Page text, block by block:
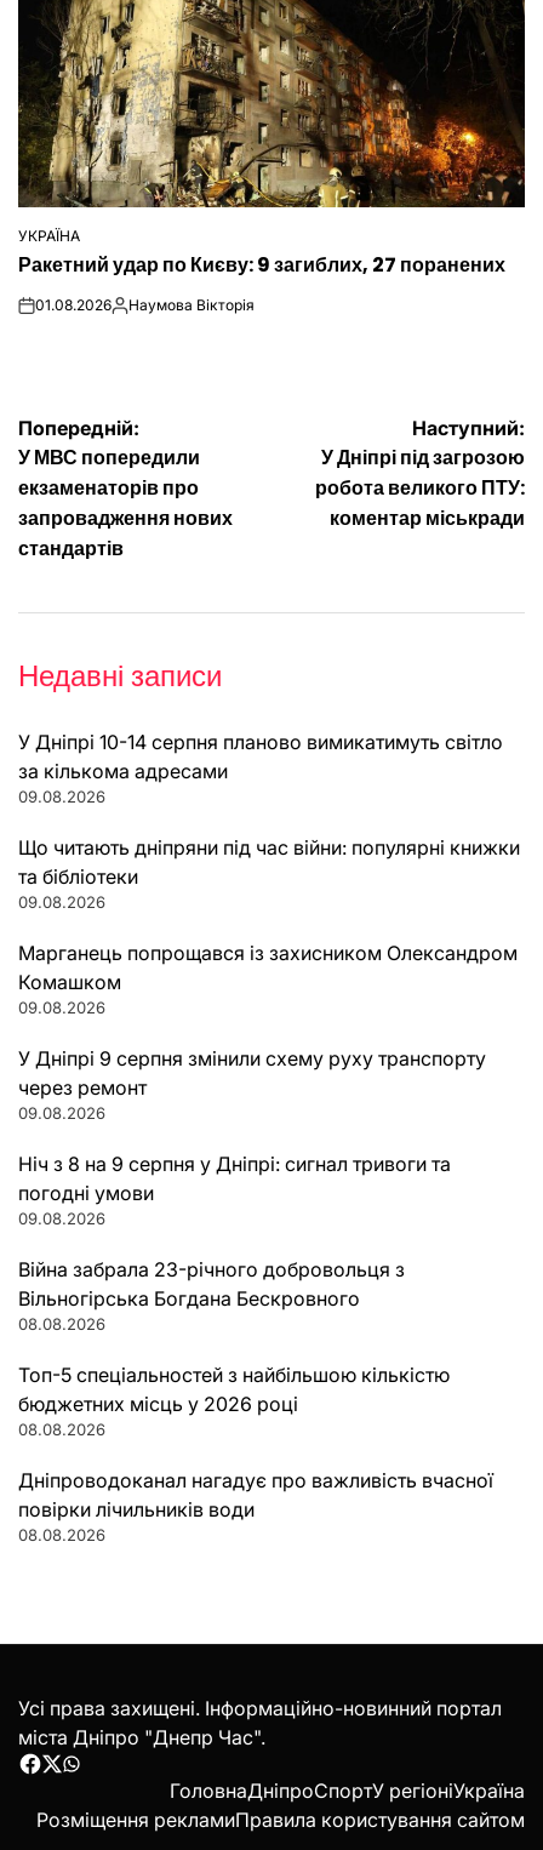
ОПУБЛІКУВАТИ
У
УКРАЇНА
Ракетний удар по Києву: 9 загиблих, 27 поранених
on01.08.2026Опубліковано
Наумова Вікторія
Навігація
записів
Попередній:
У МВС попередили
екзаменаторів про
запровадження нових
стандартів
Наступний:
У Дніпрі під загрозою
робота великого ПТУ:
коментар міськради
Недавні записи
У Дніпрі 10-14 серпня планово вимикатимуть світло
за кількома адресами
09.08.2026
Що читають дніпряни під час війни: популярні книжки
та бібліотеки
09.08.2026
Марганець попрощався із захисником Олександром
Комашком
09.08.2026
У Дніпрі 9 серпня змінили схему руху транспорту
через ремонт
09.08.2026
Ніч з 8 на 9 серпня у Дніпрі: сигнал тривоги та
погодні умови
09.08.2026
Війна забрала 23-річного добровольця з
Вільногірська Богдана Бескровного
08.08.2026
Топ-5 спеціальностей з найбільшою кількістю
бюджетних місць у 2026 році
08.08.2026
Дніпроводоканал нагадує про важливість вчасної
повірки лічильників води
08.08.2026
Усі права захищені. Інформаційно-новинний портал
міста Дніпро "Днепр Час".
Facebook
Twitter
WhatsApp
ГоловнаДніпроСпортУ регіоніУкраїна
Розміщення рекламиПравила користування сайтом